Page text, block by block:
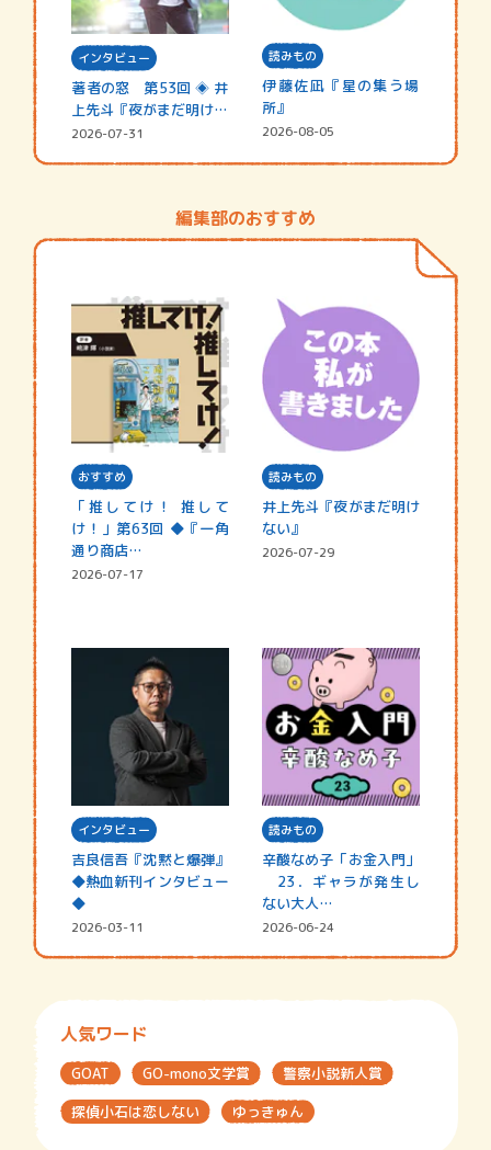
インタビュー
著者の窓 第53回 ◈ 井
上先斗『夜がまだ明けな
い』
2026-07-31
読みもの
伊藤佐凪『星の集う場
所』
2026-08-05
編集部のおすすめ
おすすめ
「推してけ！ 推して
け！」第63回 ◆『一角
通り商店…
2026-07-17
読みもの
井上先斗『夜がまだ明け
ない』
2026-07-29
インタビュー
吉良信吾『沈黙と爆弾』
◆熱血新刊インタビュー
◆
2026-03-11
読みもの
辛酸なめ子「お金入門」
23．ギャラが発生し
ない大人…
2026-06-24
人気ワード
GOAT GO-mono文学賞
警察小説新人賞
探偵小石は恋しない
ゆっきゅん